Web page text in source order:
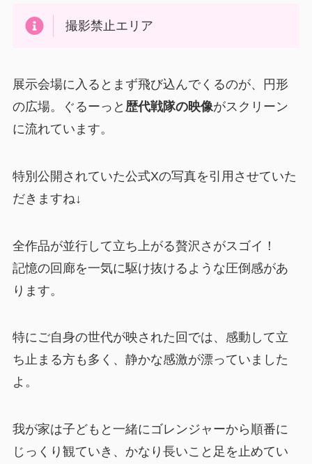
撮影禁止エリア
展示会場に入るとまず飛び込んでくるのが、円形
の広場。ぐるーっと 歴代戦隊の映像がスクリーン
に流れています。
特別公開されていた公式Xの写真を引用させていた
だきますね↓
全作品が並行して立ち上がる贅沢さがスゴイ！
記憶の回廊を一気に駆け抜けるような圧倒感があ
ります。
特にご自身の世代が映された回では、感動して立
ち止まる方も多く、静かな感激が漂っていました
よ。
我が家は子どもと一緒にゴレンジャーから順番に
じっくり観ていき、かなり長いこと足を止めてい